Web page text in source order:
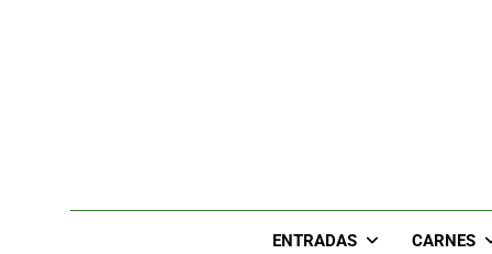
ENTRADAS CARNES